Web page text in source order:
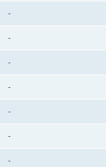
-
-
-
-
-
-
-